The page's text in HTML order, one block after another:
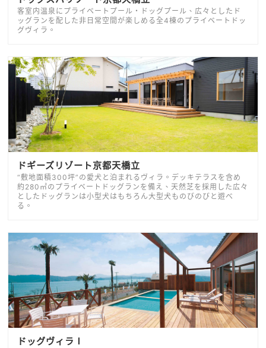
客室内温泉にプライベートプール・ドッグプール、広々としたド
ッグランを配した非日常空間が楽しめる全4棟のプライベートドッ
グヴィラ。
ドギーズリゾート京都天橋立
“敷地面積300坪”の愛犬と泊まれるヴィラ。デッキテラスを含め
約280㎡のプライベートドッグランを備え、天然芝を採用した広々
としたドッグランは小型犬はもちろん大型犬ものびのびと遊べ
る。
ドッグヴィラⅠ